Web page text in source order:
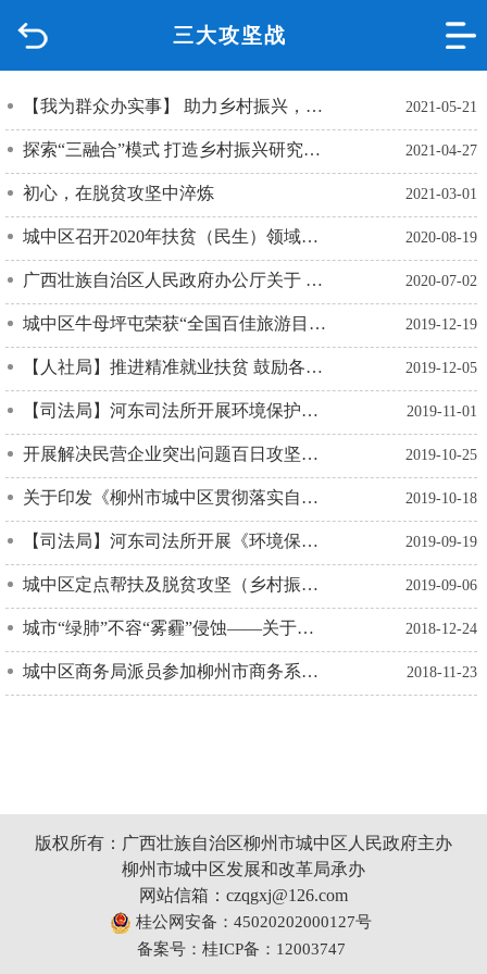
三大攻坚战
品质城中
新闻中心
政府信息公开
网上办事
数据专题
2021-05-21
【我为群众办实事】 助力乡村振兴，城中区村民又收到好礼
2021-04-27
探索“三融合”模式 打造乡村振兴研究中心实践基地
2021-03-01
初心，在脱贫攻坚中淬炼
2020-08-19
城中区召开2020年扶贫（民生）领域腐败和作风问题专项治理工作第二次工作例会暨第二次联席会议
2020-07-02
广西壮族自治区人民政府办公厅关于 对2019年落实有关重大政策措施 真抓实干成效明显地方予以 督查激励的通报 （桂政办发〔2020〕40号）
2019-12-19
城中区牛母坪屯荣获“全国百佳旅游目的地”光荣称号
2019-12-05
【人社局】推进精准就业扶贫 鼓励各企业吸纳建档立卡贫困劳动力
2019-11-01
【司法局】河东司法所开展环境保护普法宣传活动
2019-10-25
开展解决民营企业突出问题百日攻坚行动解读
2019-10-18
关于印发《柳州市城中区贯彻落实自治区“解决民营企业突出问题百日攻坚行动”工作方案》的通知
2019-09-19
【司法局】河东司法所开展《环境保护法》知识宣传
2019-09-06
城中区定点帮扶及脱贫攻坚（乡村振兴）工作队员管理工作专项调研会
2018-12-24
城市“绿肺”不容“雾霾”侵蚀——关于莲花山生态环境保护的调查
2018-11-23
城中区商务局派员参加柳州市商务系统行业脱贫攻坚培训会
版权所有：广西壮族自治区柳州市城中区人民政府主办
柳州市城中区发展和改革局承办
网站信箱：czqgxj@126.com
桂公网安备：45020202000127号
备案号：桂ICP备：12003747